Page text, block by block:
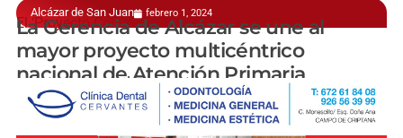
Alcázar de San Juan febrero 1, 2024
El ‘Proyecto Cohorte IMPaCT’
La Gerencia de Alcázar se une al
mayor proyecto multicéntrico
nacional de Atención Primaria
manchainformacion.com